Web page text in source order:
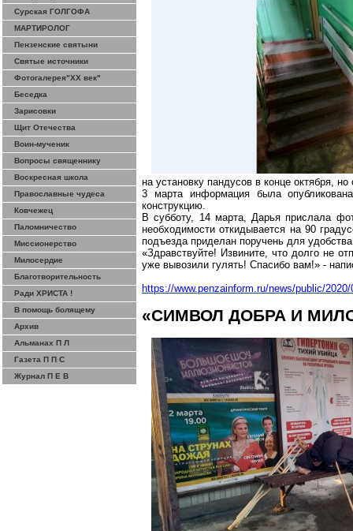
Сурская ГОЛГОФА
МАРТИРОЛОГ
Пензенские святыни
Святые источники
Фотогалерея"ХХ век"
Беседка
Зарисовки
Щит Отечества
Воин-мученик
Вопросы священнику
Воскресная школа
Православные чудеса
Ковчежец
Паломничество
Миссионерство
Милосердие
Благотворительность
Ради ХРИСТА !
В помощь болящему
Архив
Альманах П Л
Газета П П С
Журнал П Е В
на установку пандусов в конце октября,
3 марта информация была
конструкцию.
В субботу, 14 марта, Дарья прислала
необходимости откидывается на 90
подъезда приделан поручень для
«Здравствуйте! Извините, что долго не
уже вывозили гулять! Спасибо вам!» -
https://www.penzainform.ru/news/public/
«СИМВОЛ ДОБРА И